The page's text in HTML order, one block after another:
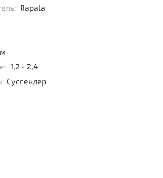
Rapala
1,2 - 2,4
Суспендер